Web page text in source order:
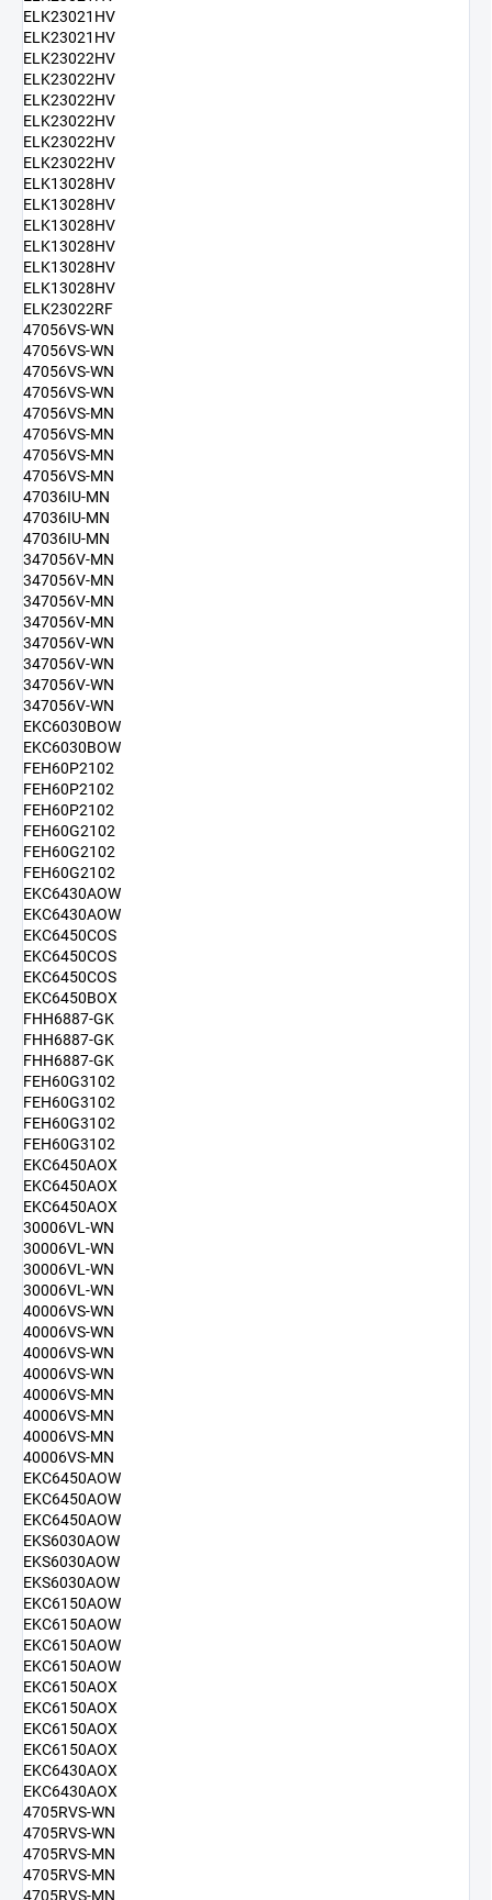
ELK23021HV
ELK23021HV
ELK23022HV
ELK23022HV
ELK23022HV
ELK23022HV
ELK23022HV
ELK23022HV
ELK13028HV
ELK13028HV
ELK13028HV
ELK13028HV
ELK13028HV
ELK13028HV
ELK23022RF
47056VS-WN
47056VS-WN
47056VS-WN
47056VS-WN
47056VS-MN
47056VS-MN
47056VS-MN
47056VS-MN
47036IU-MN
47036IU-MN
47036IU-MN
347056V-MN
347056V-MN
347056V-MN
347056V-MN
347056V-WN
347056V-WN
347056V-WN
347056V-WN
EKC6030BOW
EKC6030BOW
FEH60P2102
FEH60P2102
FEH60P2102
FEH60G2102
FEH60G2102
FEH60G2102
EKC6430AOW
EKC6430AOW
EKC6450COS
EKC6450COS
EKC6450COS
EKC6450BOX
FHH6887-GK
FHH6887-GK
FHH6887-GK
FEH60G3102
FEH60G3102
FEH60G3102
FEH60G3102
EKC6450AOX
EKC6450AOX
EKC6450AOX
30006VL-WN
30006VL-WN
30006VL-WN
30006VL-WN
40006VS-WN
40006VS-WN
40006VS-WN
40006VS-WN
40006VS-MN
40006VS-MN
40006VS-MN
40006VS-MN
EKC6450AOW
EKC6450AOW
EKC6450AOW
EKS6030AOW
EKS6030AOW
EKS6030AOW
EKC6150AOW
EKC6150AOW
EKC6150AOW
EKC6150AOW
EKC6150AOX
EKC6150AOX
EKC6150AOX
EKC6150AOX
EKC6430AOX
EKC6430AOX
4705RVS-WN
4705RVS-WN
4705RVS-MN
4705RVS-MN
4705RVS-MN